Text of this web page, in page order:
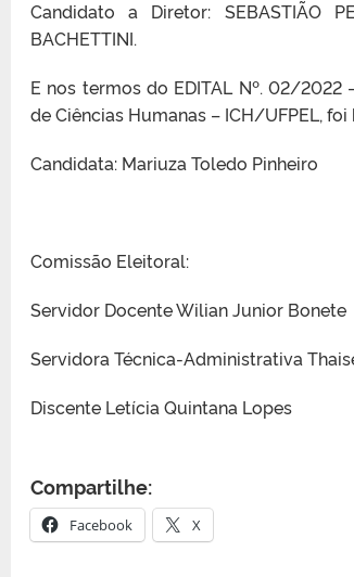
Candidato a Diretor: SEBASTIÃO
BACHETTINI.
E nos termos do EDITAL Nº. 02/
de Ciências Humanas – ICH/UFPEL,
Candidata: Mariuza Toledo Pinheiro
Comissão Eleitoral:
Servidor Docente Wilian Junior Bonete
Servidora Técnica-Administrativa
Discente Letícia Quintana Lopes
Compartilhe:
Facebook X